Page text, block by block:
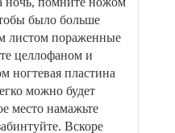
было больше
листом пораженные
целлофаном и
ногтевая пластина
можно будет
место намажьте
Вскоре